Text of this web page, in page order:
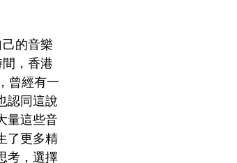
的音樂
，香港
曾經有一
認同這說
量這些音
了更多精
考，選擇